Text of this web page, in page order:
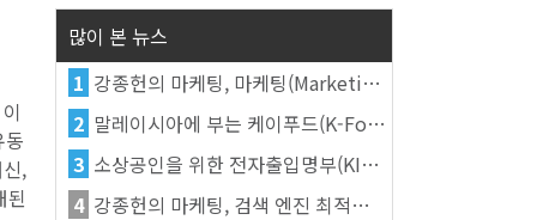
,
된
많이 본 뉴스
1 강종헌의 마케팅, 마케팅(Marketing)의 정의
2 말레이시아에 부는 케이푸드(K-Food) 열풍, 김치가 이어간다
3 소상공인을 위한 전자출입명부(KI-Pass)를 활용한다
4 강종헌의 마케팅, 검색 엔진 최적화(SEO, Search Engine Optimization)란